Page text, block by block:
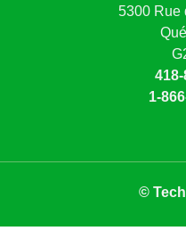
5300 Rue
1-
©